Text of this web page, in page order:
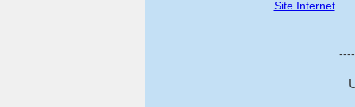
Site Internet